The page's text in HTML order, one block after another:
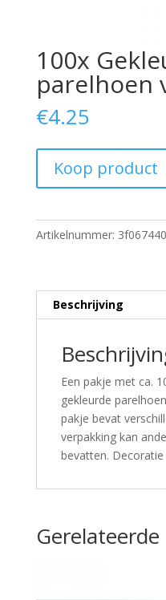
100x
parelhoen
€4.25
Koop product
Artikelnummer:
Beschrijving
Een pakje met ca.
gekleurde
pakje bevat
verpakking kan
bevatten. Decoratie